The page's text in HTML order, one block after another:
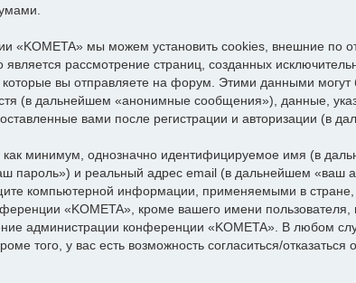
«KOMETA» мы можем установить cookies, внешние по
является рассмотрение страниц, созданных
вы отправляете на форум. Этими данными
(в дальнейшем «анонимные сообщения»), данные,
вами после регистрации и авторизации (в
как минимум, однозначно идентифицируемое имя (в
пароль») и реальный адрес email (в дальнейшем
компьютерной информации, применяемыми в
«KOMETA», кроме вашего имени
администрации конференции «KOMETA». В любом
того, у вас есть возможность согласиться/